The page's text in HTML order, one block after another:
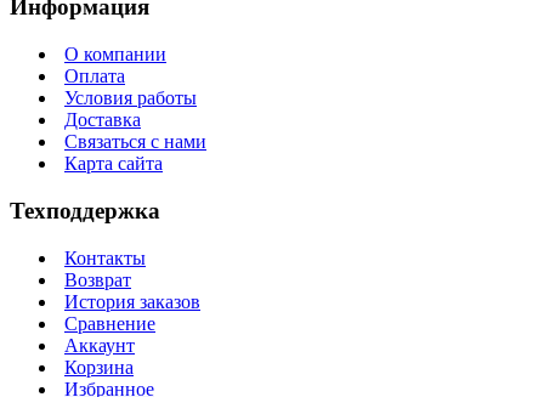
Информация
О компании
Оплата
Условия работы
Доставка
Связаться с нами
Карта сайта
Техподдержка
Контакты
Возврат
История заказов
Сравнение
Аккаунт
Корзина
Избранное